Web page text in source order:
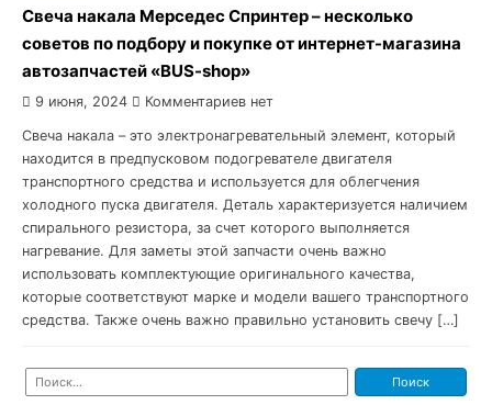
Свеча накала Мерседес Спринтер – несколько
советов по подбору и покупке от интернет-магазина
автозапчастей «BUS-shop»
9 июня, 2024 Комментариев нет
Свеча накала – это электронагревательный элемент, который
находится в предпусковом подогревателе двигателя
транспортного средства и используется для облегчения
холодного пуска двигателя. Деталь характеризуется наличием
спирального резистора, за счет которого выполняется
нагревание. Для заметы этой запчасти очень важно
использовать комплектующие оригинального качества,
которые соответствуют марке и модели вашего транспортного
средства. Также очень важно правильно установить свечу […]
Найти: